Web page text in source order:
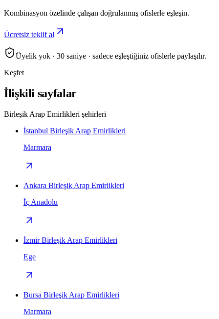
Kombinasyon özelinde çalışan doğrulanmış ofislerle eşleşin.
Ücretsiz teklif al
Üyelik yok · 30 saniye · sadece eşleştiğiniz ofislerle paylaşılır.
Keşfet
İlişkili sayfalar
Birleşik Arap Emirlikleri şehirleri
İstanbul Birleşik Arap Emirlikleri
Marmara
Ankara Birleşik Arap Emirlikleri
İç Anadolu
İzmir Birleşik Arap Emirlikleri
Ege
Bursa Birleşik Arap Emirlikleri
Marmara